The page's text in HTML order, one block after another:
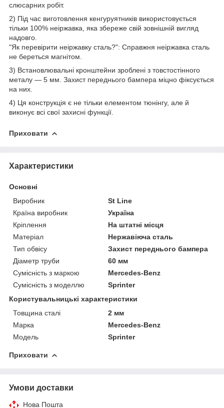
слюсарних робіт.
2) Під час виготовлення кенгуруятників використовується
тільки 100% неіржавка, яка збереже свій зовнішній вигляд
надовго.
"Як перевірити неіржавку сталь?": Справжня неіржавка сталь
не береться магнітом.
3) Встановлювальні кронштейни зроблені з товстостінного
металу — 5 мм. Захист переднього бампера міцно фіксується
на них.
4) Ця конструкція є не тільки елементом тюнінгу, але й
виконує всі свої захисні функції.
Приховати
Характеристики
Основні
Виробник
St Line
Країна виробник
Україна
Кріплення
На штатні місця
Матеріал
Нержавіюча сталь
Тип обвісу
Захист переднього бампера
Діаметр труби
60 мм
Сумісність з маркою
Mercedes-Benz
Сумісність з моделлю
Sprinter
Користувальницькі характеристики
Товщина сталі
2 мм
Марка
Mercedes-Benz
Модель
Sprinter
Приховати
Умови доставки
Нова Пошта